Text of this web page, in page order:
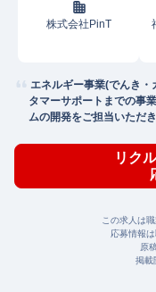
株式会社PinT
エネルギー事業(でんき
タマーサポートまでの事
ムの開発をご担当いただ
リク
この求人は
応募情報
原
掲載